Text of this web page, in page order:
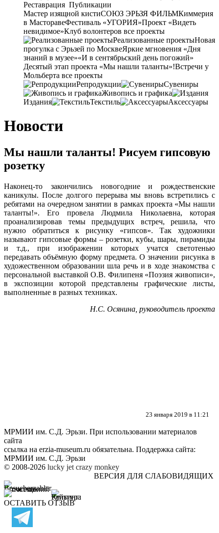
Реставрация Публикации
Мастер изящной кистиСОЮЗ ЭРЬЗЯ ФИЛЬМКиммерия
в МасторавеФестиваль «УГОРИЯ»Проект «Видеть
невидимое»Клуб волонтеров все проекты
Реализованные проектыНовая
прогулка с Эрьзей по МосквеЯркие мгновения «Дня
знаний в музее»«И в сентябрьский день погожий»
Десятый этап проекта «Мы нашли таланты»!Встречи у
Мольберта все проекты
Репродукции
Сувениры
Живопись и графика
Издания
Текстиль Аксессуары
Новости
Мы нашли таланты! Рисуем гипсовую
розетку
Наконец-то закончились новогодние и рождественские
каникулы. После долгого перерыва мы вновь встретились с
ребятами на очередном занятии в рамках проекта «Мы нашли
таланты!». Его провела Людмила Николаевна, которая
проанализировав темы предыдущих встреч, решила, что
нужно обратиться к рисунку «гипсов». Так художники
называют гипсовые формы – розетки, кубы, шары, пирамиды
и т.д., при изображении которых учатся светотенью
передавать объёмную форму предмета. О значении рисунка в
художественном образовании шла речь и в ходе знакомства с
персональной выставкой О.В. Филипеня «Поэзия живописи»,
в экспозиции которой представлены графические листы,
выполненные в разных техниках.
Н.С. Осянина, руководитель проекта
23 января 2019 в 11:21
МРМИИ им. С.Д. Эрьзи. При использовании материалов
сайта
ссылка на erzia-museum.ru обязательна. Поддержка сайта:
МРМИИ им. С.Д. Эрьзи
© 2008-2026 lucky jet crazy monkey
ВЕРСИЯ ДЛЯ СЛАБОВИДЯЩИХ
ОСТАВИТЬ ОТЗЫВ